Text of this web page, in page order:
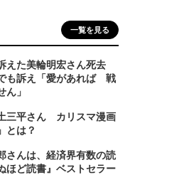
一覧を見る
えた美輪明宏さん死去
も訴え「愛があれば 戦
ん」
三平さん カリスマ漫画
とは？
さんは、経済界有数の読
ど読書』ベストセラー